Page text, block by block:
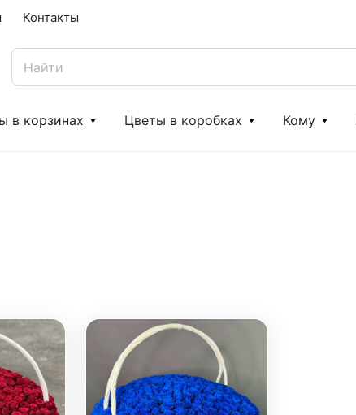
Контакты
в корзинах Цветы в коробках Кому